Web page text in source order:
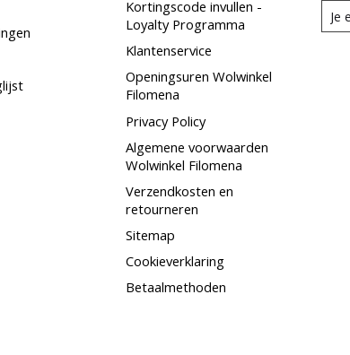
Kortingscode invullen -
Loyalty Programma
Klantenservice
Openingsuren Wolwinkel
Filomena
Privacy Policy
Algemene voorwaarden
Wolwinkel Filomena
Verzendkosten en
retourneren
Sitemap
Cookieverklaring
Betaalmethoden